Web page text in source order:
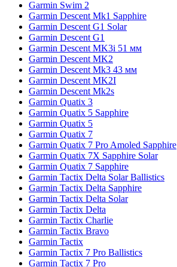
Garmin Swim 2
Garmin Descent Mk1 Sapphire
Garmin Descent G1 Solar
Garmin Descent G1
Garmin Descent MK3i 51 мм
Garmin Descent MK2
Garmin Descent Mk3 43 мм
Garmin Descent MK2I
Garmin Descent Mk2s
Garmin Quatix 3
Garmin Quatix 5 Sapphire
Garmin Quatix 5
Garmin Quatix 7
Garmin Quatix 7 Pro Amoled Sapphire
Garmin Quatix 7X Sapphire Solar
Garmin Quatix 7 Sapphire
Garmin Tactix Delta Solar Ballistics
Garmin Tactix Delta Sapphire
Garmin Tactix Delta Solar
Garmin Tactix Delta
Garmin Tactix Charlie
Garmin Tactix Bravo
Garmin Tactix
Garmin Tactix 7 Pro Ballistics
Garmin Tactix 7 Pro